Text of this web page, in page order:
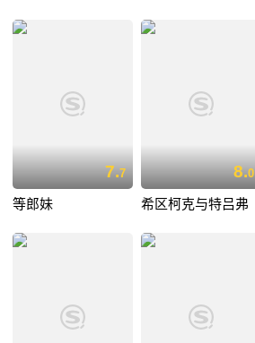
7.7
等郎妹
8.0
希区柯克与特吕弗